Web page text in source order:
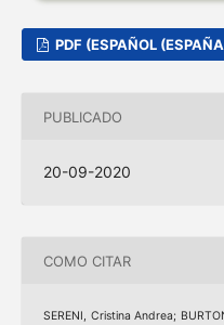
PDF (ESPAÑOL
PUBLICADO
20-09-2020
COMO CITAR
SERENI, Cristina Andrea;